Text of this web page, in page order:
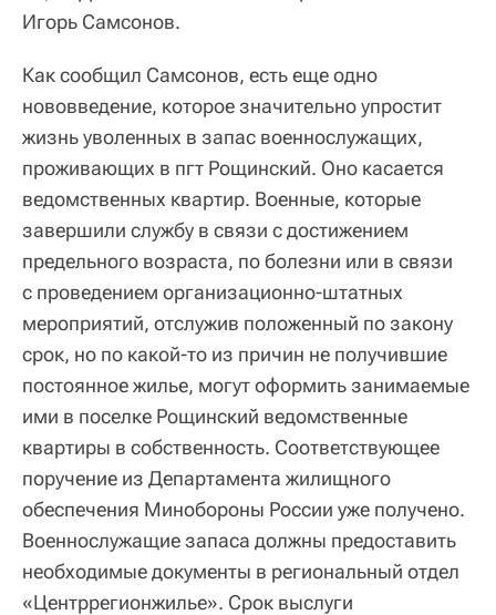
Игорь Самсонов.
Как сообщил Самсонов, есть еще одно
нововведение, которое значительно упростит
жизнь уволенных в запас военнослужащих,
проживающих в пгт Рощинский. Оно касается
ведомственных квартир. Военные, которые
завершили службу в связи с достижением
предельного возраста, по болезни или в связи
с проведением организационно-штатных
мероприятий, отслужив положенный по закону
срок, но по какой-то из причин не получившие
постоянное жилье, могут оформить занимаемые
ими в поселке Рощинский ведомственные
квартиры в собственность. Соответствующее
поручение из Департамента жилищного
обеспечения Минобороны России уже получено.
Военнослужащие запаса должны предоставить
необходимые документы в региональный отдел
«Центррегионжилье». Срок выслуги